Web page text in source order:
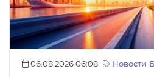
06.08.2026 06:08 Новости